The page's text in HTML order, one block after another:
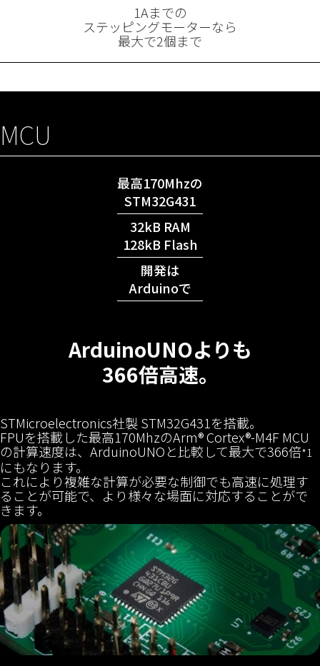
1Aまでの
ステッピングモーターなら
最大で2個まで
MCU
最高170Mhzの
STM32G431
32kB RAM
128kB Flash
開発は
Arduinoで
ArduinoUNOよりも
366倍高速。
STMicroelectronics社製 STM32G431を搭載。
FPUを搭載した最高170MhzのArm® Cortex®-M4F MCU
の計算速度は、ArduinoUNOと比較して最大で366倍*1
にもなります。
これにより複雑な計算が必要な制御でも高速に処理す
ることが可能で、より様々な場面に対応することがで
きます。